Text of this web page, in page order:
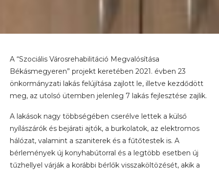
A “Szociális Városrehabilitáció Megvalósítása
Békásmegyeren” projekt keretében 2021. évben 23
önkormányzati lakás felújítása zajlott le, illetve kezdődött
meg, az utolsó ütemben jelenleg 7 lakás fejlesztése zajlik.
A lakások nagy többségében cserélve lettek a külső
nyílászárók és bejárati ajtók, a burkolatok, az elektromos
hálózat, valamint a szaniterek és a fűtőtestek is. A
bérlemények új konyhabútorral és a legtöbb esetben új
tűzhellyel várják a korábbi bérlők visszaköltözését, akik a